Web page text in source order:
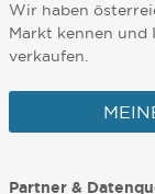
Wir haben
Markt kennen und
verkaufen.
Partner &